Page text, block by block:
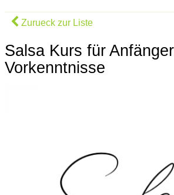
Zurueck zur Liste
Salsa Kurs für
Vorkenntnisse